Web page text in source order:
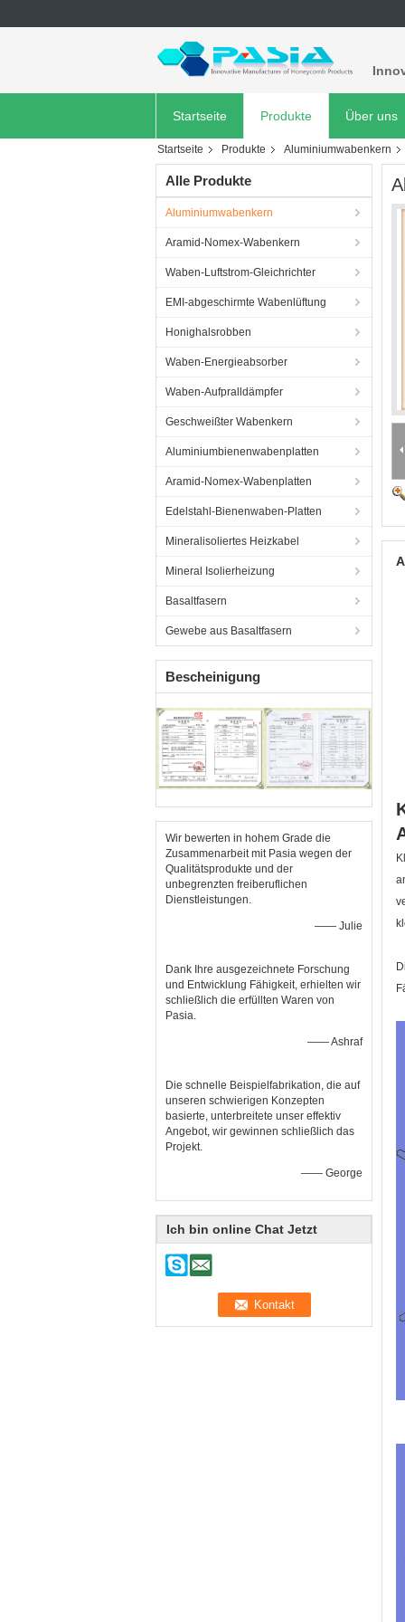
Startseite Produkte Über uns
Startseite Produkte Aluminiumwabenkern
Alle Produkte
Aluminiumwabenkern
Aramid-Nomex-Wabenkern
Waben-Luftstrom-Gleichrichter
EMI-abgeschirmte Wabenlüftung
Honighalsrobben
Waben-Energieabsorber
Waben-Aufpralldämpfer
Geschweißter Wabenkern
Aluminiumbienenwabenplatten
Aramid-Nomex-Wabenplatten
Edelstahl-Bienenwaben-Platten
Mineralisoliertes Heizkabel
Mineral Isolierheizung
Basaltfasern
Gewebe aus Basaltfasern
Bescheinigung
Wir bewerten in hohem Grade die
Zusammenarbeit mit Pasia wegen der
Qualitätsprodukte und der
unbegrenzten freiberuflichen
Dienstleistungen.
—— Julie
Dank Ihre ausgezeichnete Forschung
und Entwicklung Fähigkeit, erhielten wir
schließlich die erfüllten Waren von
Pasia.
—— Ashraf
Die schnelle Beispielfabrikation, die auf
unseren schwierigen Konzepten
basierte, unterbreitete unser effektiv
Angebot, wir gewinnen schließlich das
Projekt.
—— George
Ich bin online Chat Jetzt